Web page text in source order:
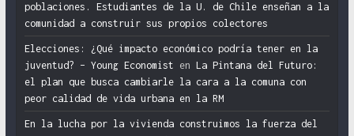
poblaciones. Estudiantes de la U. de Chile enseñan a la
comunidad a construir sus propios colectores
Elecciones: ¿Qué impacto económico podría tener en la
juventud? – Young Economist en La Pintana del Futuro:
el plan que busca cambiarle la cara a la comuna con
peor calidad de vida urbana en la RM
En la lucha por la vivienda construimos la fuerza del